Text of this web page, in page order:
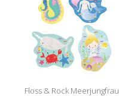
Floss & Rock Meerjungfrau